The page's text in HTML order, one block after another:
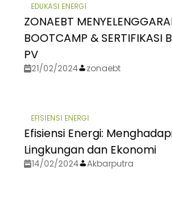
EDUKASI ENERGI
ZONAEBT
BOOTCAMP & SERTIFIKASI
PV
21/02/2024 zonaebt
EFISIENSI ENERGI
Efisiensi Energi:
Lingkungan dan Ekonomi
14/02/2024 Akbarputra